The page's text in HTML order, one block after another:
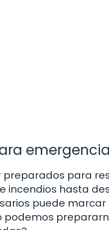
preparados para
incendios hasta
puede
podemos